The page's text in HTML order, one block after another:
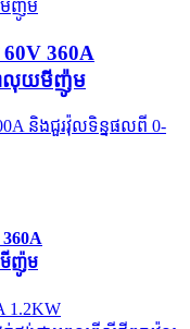
60V 360A
ាលុយមីញ៉ូម
និងជួរវ៉ុលទិន្នផលពី 0-
360A
មីញ៉ូម